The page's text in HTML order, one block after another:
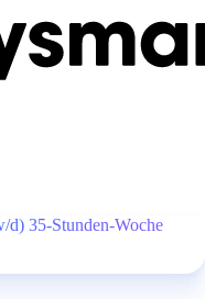
d) 35-Stunden-Woche